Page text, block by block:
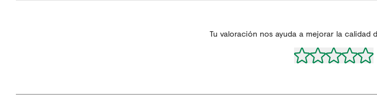
Tu valoración nos ayuda a mejorar la calidad